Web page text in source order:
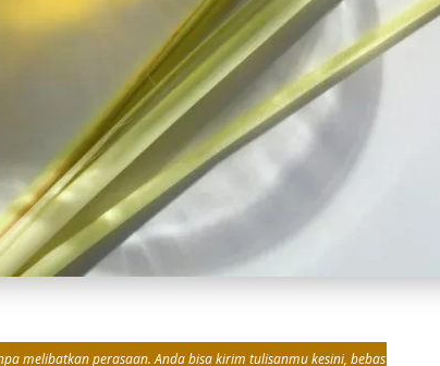
melibatkan perasaan. Anda bisa kirim tulisanmu kesini, bebas